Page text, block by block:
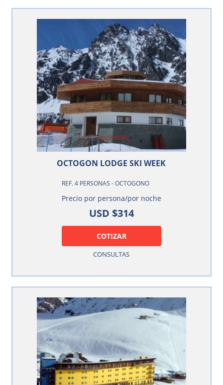
OCTOGON LODGE SKI WEEK
REF. 4 PERSONAS - OCTOGONO
Precio por persona/por noche
USD $314
COTIZAR
CONSULTAS